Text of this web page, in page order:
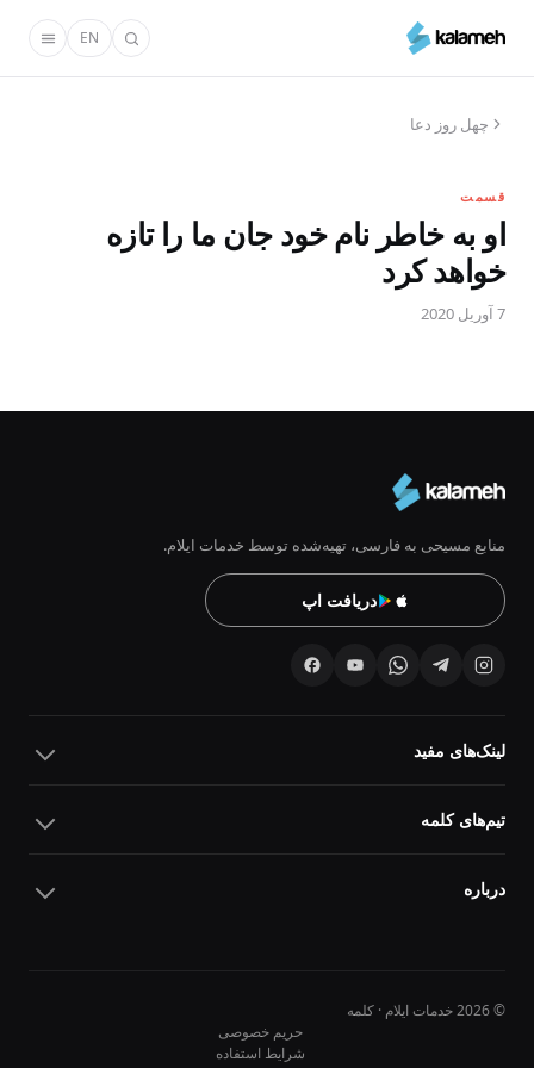
محتوای
EN
چهل روز دعا
قسمت
او به خاطر نام خود جان ما را تازه
خواهد کرد
7 آوریل 2020
منابع مسیحی به فارسی، تهیه‌شده توسط خدمات ایلام.
دریافت اپ
لینک‌های مفید
تیم‌های کلمه
درباره
© 2026 خدمات ایلام · کلمه
حریم خصوصی
شرایط استفاده